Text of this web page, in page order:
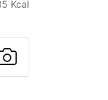
Kcal
à
cette page
une
Publier